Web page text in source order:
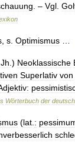
. – Vgl
s Optimismus
Jh .) Neoklassische
Superlativ von
Wörterbuch der
(lat :